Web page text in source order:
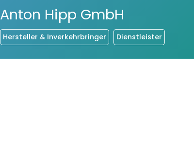
Anton Hipp GmbH
Hersteller & Inverkehrbringer Dienstleister